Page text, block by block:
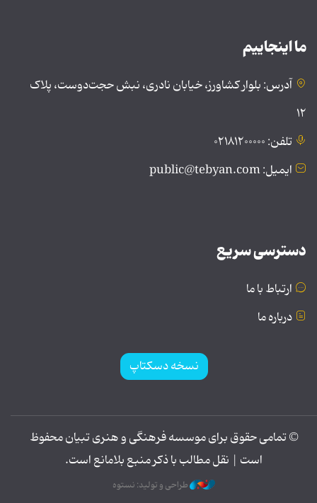
ما اینجاییم
آدرس: بلوار کشاورز، خیابان نادری، نبش حجت‌دوست، پلاک
۱۲
تلفن: ۰۲۱۸۱۲۰۰۰۰۰
ایمیل: public@tebyan.com
دسترسی سریع
ارتباط با ما
درباره ما
نسخه دسکتاپ
© تمامی حقوق برای موسسه فرهنگی و هنری تبیان محفوظ
است | نقل مطالب با ذکر منبع بلامانع است.
طراحی و تولید: نستوه